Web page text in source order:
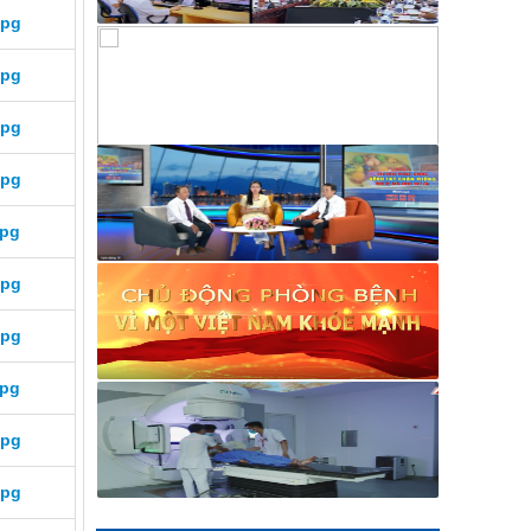
Khánh Hòa
319/BCH-HCKT
V/v Mời báo giá dịch vụ nước uống cho
hoạt động truyền thông phòng, chống
tác hại thuốc lá
258/TM-VHXH
Thư mời Báo giá dịch vụ giải khát cho
hoạt động truyền thông và tập huấn
phòng, chống tác hại của thuốc lá
2169/VHXH
V/v mời báo giá thuê âm thanh, ánh
sáng, loa và micro tuyên truyền hoạt
động mít tinh Hưởng ứng Tuần lễ
Quốc gia không khói thuốc lá năm
2026